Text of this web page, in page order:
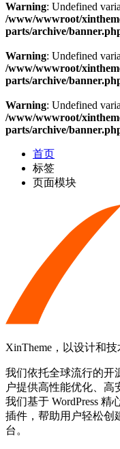
Warning: Undefined
/www/wwwroot/
parts/archive/
Warning: Undefined
/www/wwwroot/
parts/archive/
Warning: Undefined
/www/wwwroot/
parts/archive/
首页
标签
页面模块
XinTheme，以设计和
我们依托全球流行的开
户提供高性能优化、高
我们基于 WordPress 精
插件，帮助用户轻松创
台。